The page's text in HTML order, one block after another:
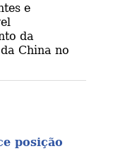
e
da
China no
posição